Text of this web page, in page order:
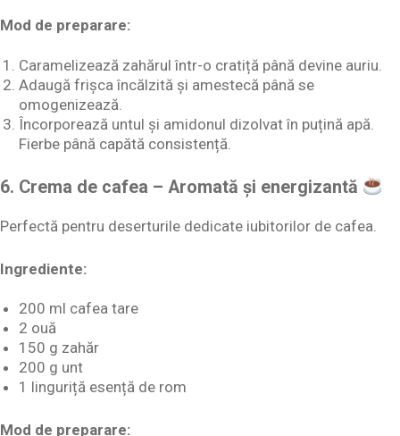
Mod de preparare:
Caramelizează zahărul într-o cratiță până devine auriu.
Adaugă frișca încălzită și amestecă până se
omogenizează.
Încorporează untul și amidonul dizolvat în puțină apă.
Fierbe până capătă consistență.
6. Crema de cafea – Aromată și energizantă
Perfectă pentru deserturile dedicate iubitorilor de cafea.
Ingrediente:
200 ml cafea tare
2 ouă
150 g zahăr
200 g unt
1 linguriță esență de rom
Mod de preparare: